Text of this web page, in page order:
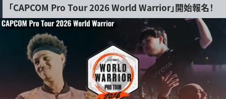
「CAPCOM Pro Tour 2026 World Warrior」開始報名！